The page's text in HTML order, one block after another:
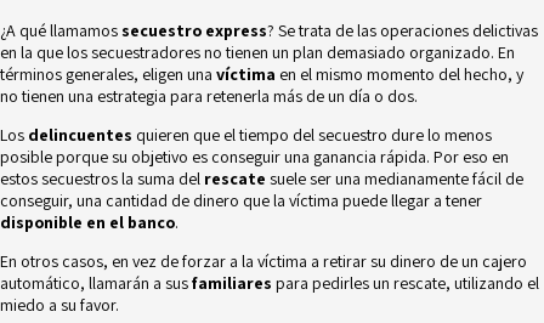
¿A qué llamamos secuestro express? Se trata de las operaciones delictivas
en la que los secuestradores no tienen un plan demasiado organizado. En
términos generales, eligen una víctima en el mismo momento del hecho, y
no tienen una estrategia para retenerla más de un día o dos.
Los delincuentes quieren que el tiempo del secuestro dure lo menos
posible porque su objetivo es conseguir una ganancia rápida. Por eso en
estos secuestros la suma del rescate suele ser una medianamente fácil de
conseguir, una cantidad de dinero que la víctima puede llegar a tener
disponible en el banco.
En otros casos, en vez de forzar a la víctima a retirar su dinero de un cajero
automático, llamarán a susfamiliares para pedirles un rescate, utilizando el
miedo a su favor.